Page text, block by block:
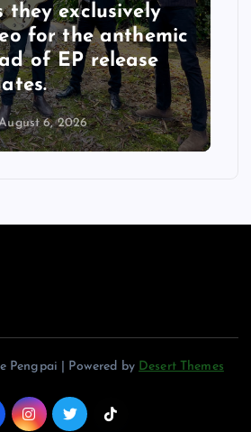
they exclusively
for the anthemic
of EP release
6, 2026
Pengpai | Powered by Desert Themes